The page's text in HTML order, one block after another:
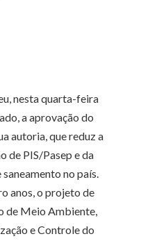
nesta quarta-feira
a aprovação do
autoria, que reduz a
de PIS/Pasep e da
no país.
anos, o projeto de
de Meio Ambiente,
e Controle do